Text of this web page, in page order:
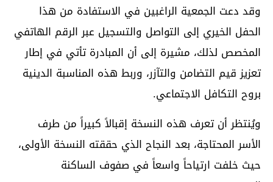
وقد دعت الجمعية الراغبين في الاستفادة من هذا
الحفل الخيري إلى التواصل والتسجيل عبر الرقم الهاتفي
المخصص لذلك، مشيرة إلى أن المبادرة تأتي في إطار
تعزيز قيم التضامن والتآزر، وربط هذه المناسبة الدينية
بروح التكافل الاجتماعي.
ويُنتظر أن تعرف هذه النسخة إقبالاً كبيراً من طرف
الأسر المحتاجة، بعد النجاح الذي حققته النسخة الأولى،
حيث خلفت ارتياحاً واسعاً في صفوف الساكنة